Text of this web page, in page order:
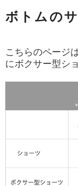
ボトムの
こちらのページ
にボクサー型シ